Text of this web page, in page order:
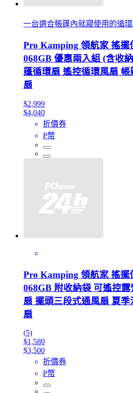
一台適合帳篷內就寢使用的循
Pro Kamping 領航家 搖擺
068GB 優惠兩入組 (含收
篷循環扇 遙控循環風扇
扇
$2,999
$4,040
折價券
P幣
Pro Kamping 領航家 搖擺
068GB 附收納袋 可遙控
扇 擺頭三段式通風扇 夏
扇
(5)
$1,580
$3,500
折價券
P幣